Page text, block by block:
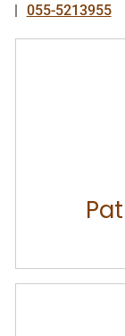
Tel:
055-5213955